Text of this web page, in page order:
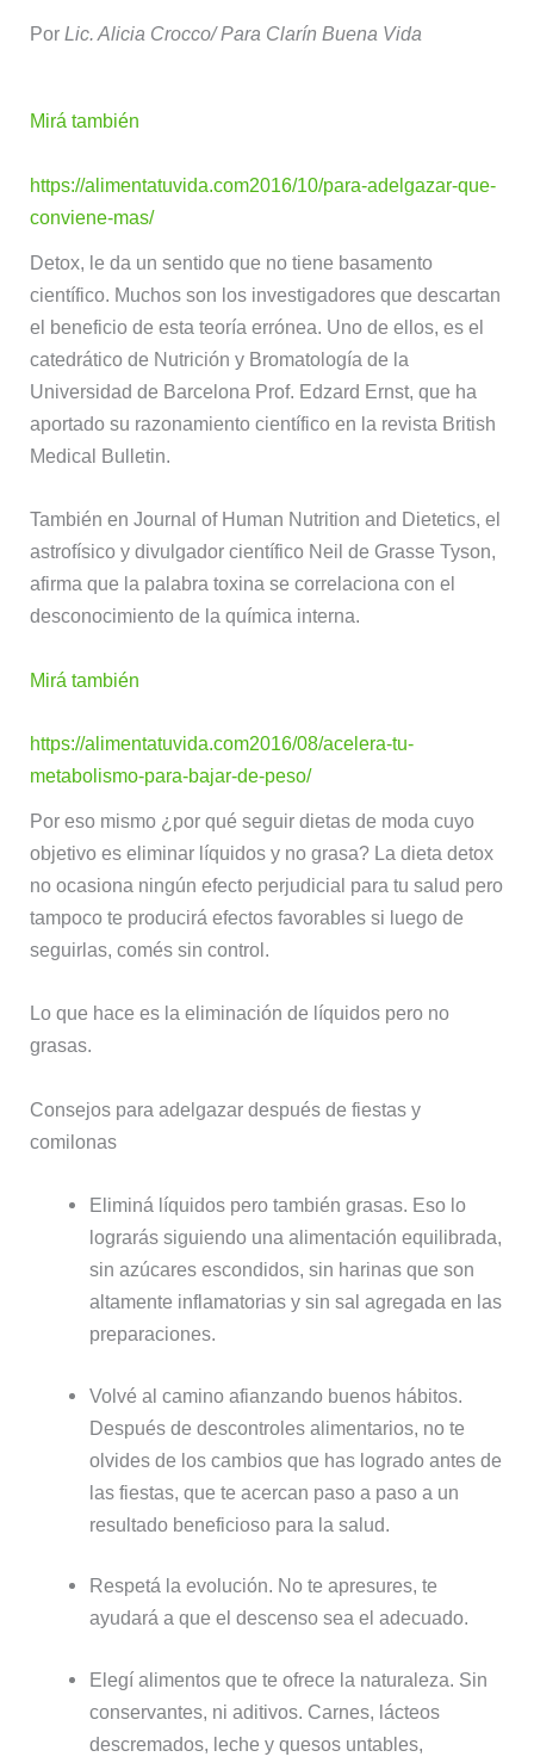
PorLic. Alicia Crocco/ Para Clarín Buena Vida
Mirá también
https://alimentatuvida.com2016/10/para-adelgazar-que-
conviene-mas/
Detox, le da un sentido que no tiene basamento
científico. Muchos son los investigadores que descartan
el beneficio de esta teoría errónea. Uno de ellos, es el
catedrático de Nutrición y Bromatología de la
Universidad de Barcelona Prof. Edzard Ernst, que ha
aportado su razonamiento científico en la revista British
Medical Bulletin.
También en Journal of Human Nutrition and Dietetics, el
astrofísico y divulgador científico Neil de Grasse Tyson,
afirma que la palabra toxina se correlaciona con el
desconocimiento de la química interna.
Mirá también
https://alimentatuvida.com2016/08/acelera-tu-
metabolismo-para-bajar-de-peso/
Por eso mismo ¿por qué seguir dietas de moda cuyo
objetivo es eliminar líquidos y no grasa? La dieta detox
no ocasiona ningún efecto perjudicial para tu salud pero
tampoco te producirá efectos favorables si luego de
seguirlas, comés sin control.
Lo que hace es la eliminación de líquidos pero no
grasas.
Consejos para adelgazar después de fiestas y
comilonas
Eliminá líquidos pero también grasas. Eso lo
lograrás siguiendo una alimentación equilibrada,
sin azúcares escondidos, sin harinas que son
altamente inflamatorias y sin sal agregada en las
preparaciones.
Volvé al camino afianzando buenos hábitos.
Después de descontroles alimentarios, no te
olvides de los cambios que has logrado antes de
las fiestas, que te acercan paso a paso a un
resultado beneficioso para la salud.
Respetá la evolución. No te apresures, te
ayudará a que el descenso sea el adecuado.
Elegí alimentos que te ofrece la naturaleza. Sin
conservantes, ni aditivos. Carnes, lácteos
descremados, leche y quesos untables,